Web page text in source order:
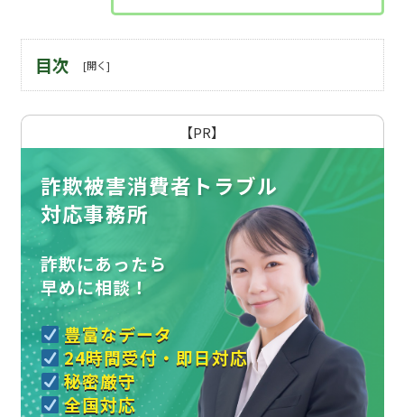
目次
【PR】
詐欺被害消費者トラブル
対応事務所
詐欺にあったら
早めに相談！
豊富なデータ
24時間受付・即日対応
秘密厳守
全国対応